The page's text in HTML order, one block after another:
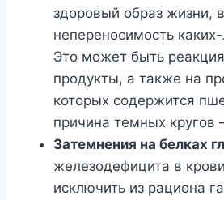
здоровый образ жизни,
непереносимость
Это может быть
продукты, а также на
которых содержится
причина темных кругов
Затемнения на белках
железодефицита в
исключить из рациона